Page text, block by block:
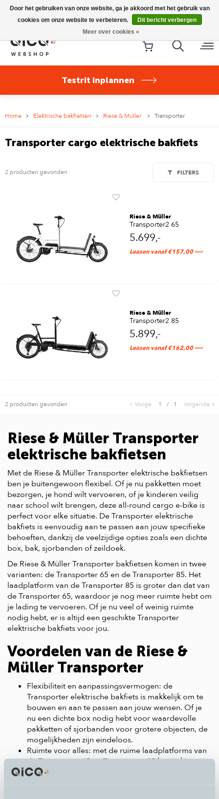
Riese & Müller Nevo5 Silent Core nu direct uit voorraad
leverbaar!
Testrit inplannen
Home Elektrische bakfietsen Riese & Muller Transporter
Transporter cargo elektrische bakfiets
2 producten gevonden FILTERS
Riese & Müller
Transporter2 65
5.699,-
Leasen vanaf €157,00 /mnd
Riese & Müller
Transporter2 85
5.899,-
Leasen vanaf €162,00 /mnd
2 producten gevonden Vorige 1 / 1 Volgende
Riese & Müller Transporter
elektrische bakfietsen
Met de Riese & Müller Transporter elektrische bakfietsen
ben je buitengewoon flexibel. Of je nu pakketten moet
bezorgen, je hond wilt vervoeren, of je kinderen veilig
naar school wilt brengen, deze all-round cargo e-bike is
perfect voor elke situatie. De Transporter elektrische
bakfiets is eenvoudig aan te passen aan jouw specifieke
behoeften, dankzij de veelzijdige opties zoals een dichte
box, bak, sjorbanden of zeildoek.
De Riese & Müller Transporter bakfietsen komen in twee
varianten: de Transporter 65 en de Transporter 85. Het
laadplatform van de Transporter 85 is groter dan dat van
de Transporter 65, waardoor je nog meer ruimte hebt om
je lading te vervoeren. Of je nu veel of weinig ruimte
nodig hebt, er is altijd een geschikte Transporter
elektrische bakfiets voor jou.
Voordelen van de Riese &
Müller Transporter
Flexibiliteit en aanpassingsvermogen: de
Transporter elektrische bakfiets is makkelijk om te
bouwen en aan te passen aan jouw wensen. Of je
nu een dichte box nodig hebt voor waardevolle
pakketten of sjorbanden voor grotere objecten, de
mogelijkheden zijn eindeloos.
Ruimte voor alles: met de ruime laadplatforms van
de Transporter 65 en Transporter 85 kun je kiezen
hoeveel ruimte je nodig hebt. Meer ruimte betekent
Door het gebruiken van onze website, ga je akkoord met het gebruik van
cookies om onze website te verbeteren.
Dit bericht verbergen
Meer over cookies »